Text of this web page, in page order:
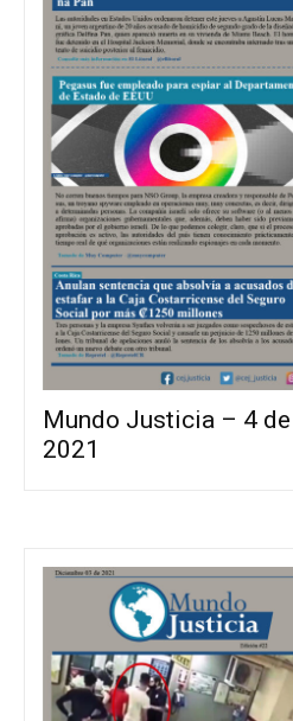
Mundo Justicia – 4
2021